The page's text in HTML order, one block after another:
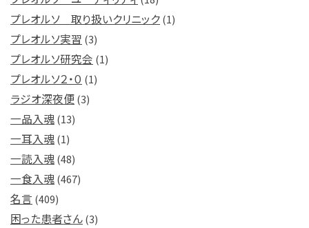
プレオルソ 取り扱いクリニック(1)
プレオルソ実習 (3)
プレオルソ研究会 (1)
プレオルソ２・０ (1)
ラジオ深夜便(3)
一品入魂(13)
一耳入魂(1)
一読入魂(48)
一食入魂(467)
名言 (409)
困った患者さん(3)